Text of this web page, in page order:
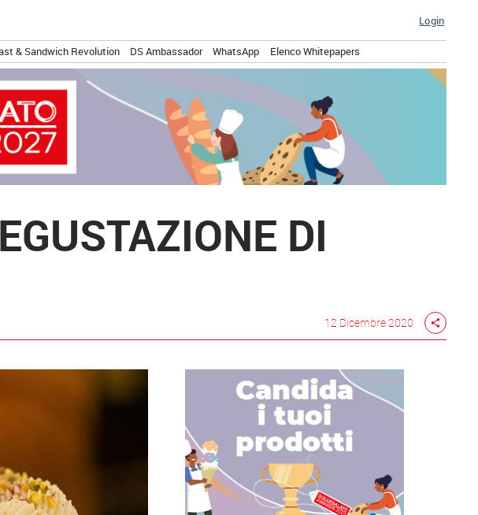
Login
& Sandwich Revolution DS Ambassador WhatsApp Elenco Whitepapers
DI
12 Dicembre 2020 share